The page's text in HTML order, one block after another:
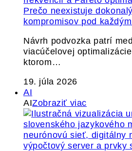
Prečo neexistuje
kompromisov pod
Návrh podvozka patrí
viacúčelovej
ktorom…
19. júla 2026
AI
AIZobraziť viac